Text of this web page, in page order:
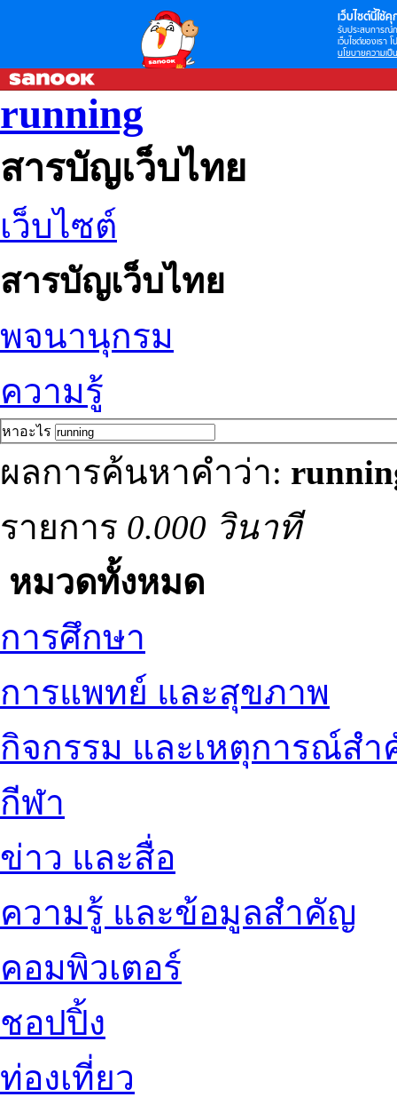
เว็บไซต์นี้ใช้คุ
รับประสบการณ์
เว็บไซต์ของเรา
นโยบายความเป็
running
สารบัญเว็บไทย
เว็บไซต์
สารบัญเว็บไทย
พจนานุกรม
ความรู้
หาอะไร
ผลการค้นหาคำว่า:
รายการ 0.000 วินาที
หมวดทั้งหมด
การศึกษา
การแพทย์ และสุขภาพ
กิจกรรม และเหตุการณ์ส
กีฬา
ข่าว และสื่อ
ความรู้ และข้อมูลสำคัญ
คอมพิวเตอร์
ชอปปิ้ง
ท่องเที่ยว